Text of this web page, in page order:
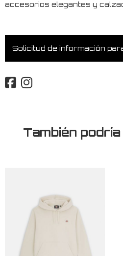
accesorios elegantes y
Solicitud de información
También